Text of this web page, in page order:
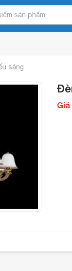
sáng
Giá